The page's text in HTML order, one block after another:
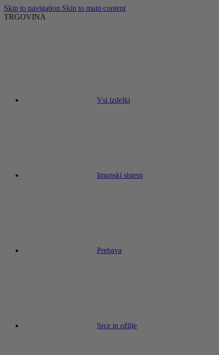
Skip to navigation Skip to main content
TRGOVINA
Vsi izdelki
Imunski sistem
Prebava
Srce in ožilje